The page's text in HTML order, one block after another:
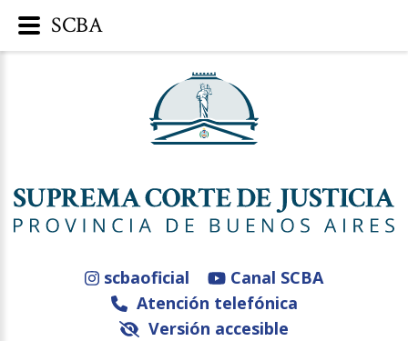
scbaoficial
Canal SCBA
Atención telefónica
Versión accesible
SCBA